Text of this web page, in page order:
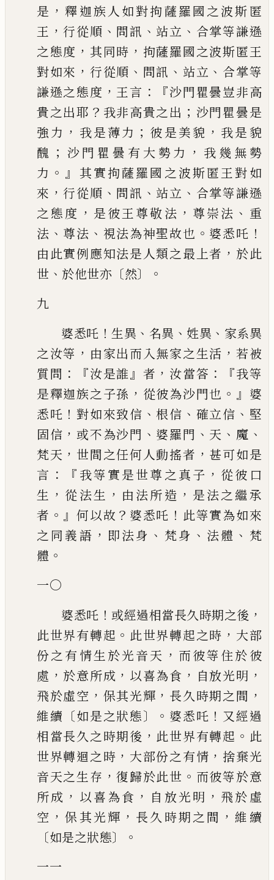
是 ，釋迦族人如對拘薩羅國之波斯匿
王 ，行從順 、 問訊 、 站立 、 合掌等謙遜
之態度 ， 其同時 ， 拘薩羅國之波斯匿王
對如來 ， 行從順 、 問訊 、 站立 、 合掌等
謙遜之態度 ， 王言 ：『沙門瞿曇豈非高
貴之出耶 ？ 我非高貴之出 ； 沙門瞿曇是
強力 ， 我是薄力 ； 彼是美貌 ， 我是貌
醜 ； 沙門瞿曇有大勢力 ， 我幾無勢
力 。』 其實拘薩羅國之波斯匿王對如
來 ，行從順 、 問訊 、 站立 、 合掌等謙遜
之態度 ， 是彼王尊敬法 ， 尊崇法 、 重
法 、 尊法 、 視法為神聖故也 。 婆悉吒 ！
由此實例應知法是人類之最上者 ， 於此
世 、 於他世亦 〔然〕。
九
婆悉吒 ！ 生異 、 名異 、 姓異 、 家系異
之汝等 ， 由家出而入無家之生活 ， 若被
質問 ：『汝是誰』 者 ， 汝當答 ：『我等
是釋迦族之子孫 ， 從彼為沙門也 。』 婆
悉吒 ！對如來致信 、根信 、 確立信 、 堅
固信 ， 或不為沙門 、 婆羅門 、 天 、 魔 、
梵天 ， 世間之任何人動搖者 ， 甚可如是
言 ：『 我等實是世尊之真子 ， 從彼口
生 ， 從法生 ， 由法所造 ， 是法之繼承
者 。』何以故 ？ 婆悉吒 ！ 此等實為如來
之同義語 ， 即法身 、 梵身 、 法體 、 梵
體 。
一〇
婆悉吒 ！ 或經過相當長久時期之後 ，
此世界有轉起 。 此世界轉起之時 ， 大部
份之有情生於光音天 ， 而彼等住於彼
處 ， 於意所成 ， 以喜為食 ， 自放光明 ，
飛於虛空 ， 保其光輝 ， 長久時期之間 ，
維續 〔如是之狀態〕。 婆悉吒 ！ 又經過
相當長久之時期後 ， 此世界有轉起 。 此
世界轉迴之時 ， 大部份之有情 ， 捨棄光
音天之生存 ，復歸於此世 。 而彼等於意
所成 ， 以喜為食 ， 自放光明 ， 飛於虛
空 ，保其光輝 ， 長久時期之間 ，維續
〔如是之狀態〕。
一一